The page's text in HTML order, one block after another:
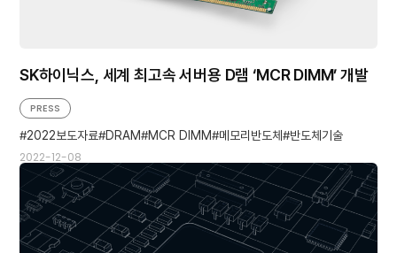
SK하이닉스, 세계 최고속 서버용 D램 ‘MCR DIMM’ 개발
2022-12-08
PRESS
2022보도자료 DRAM MCR DIMM 메모리반도체 반도체기술